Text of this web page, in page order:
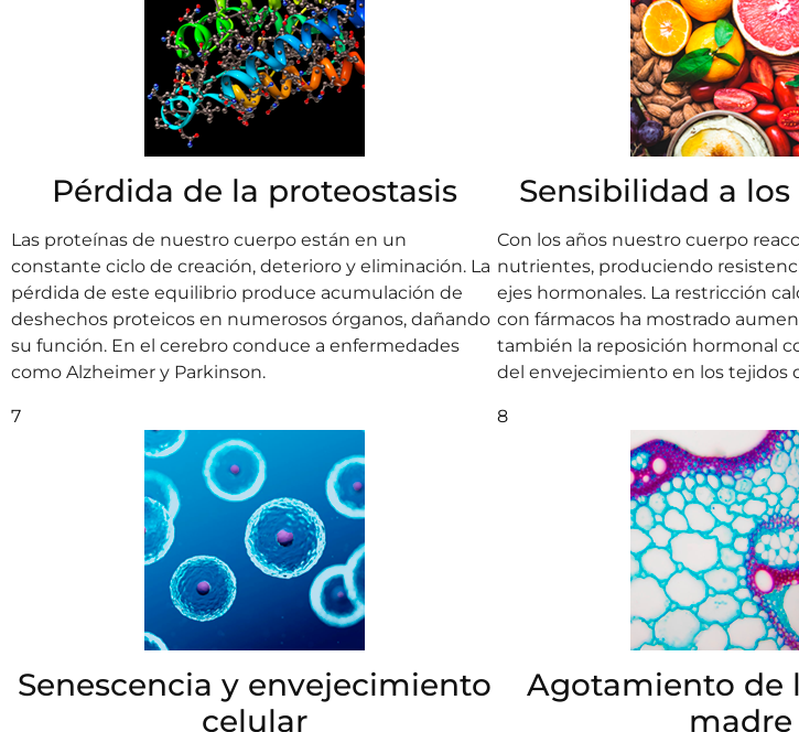
Pérdida de la proteostasis
Las proteínas de nuestro cuerpo están en un
constante ciclo de creación, deterioro y eliminación. La
pérdida de este equilibrio produce acumulación de
deshechos proteicos en numerosos órganos, dañando
su función. En el cerebro conduce a enfermedades
como Alzheimer y Parkinson.
Sensibilidad a
Con los años nuestro cuerpo
nutrientes, produciendo
ejes hormonales. La restricción
con fármacos ha mostrado
también la reposición hormonal
del envejecimiento en los tejidos
7
Senescencia y envejecimiento
celular
8
Agotamiento de
madre